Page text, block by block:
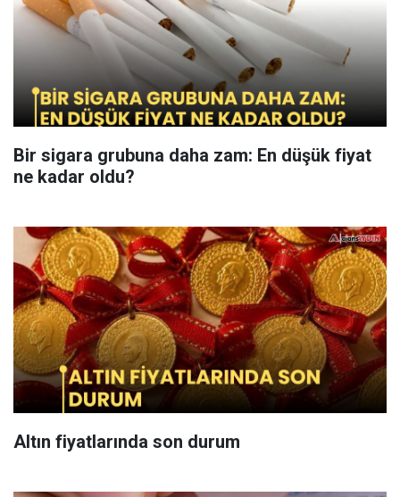
Bir sigara grubuna daha zam: En düşük fiyat
ne kadar oldu?
Altın fiyatlarında son durum